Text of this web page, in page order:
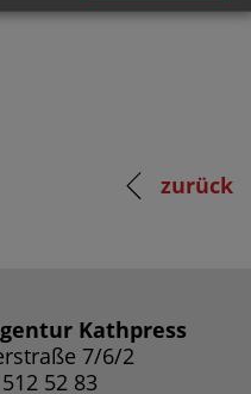
zurück
Kathpress
7/6/2
52 83